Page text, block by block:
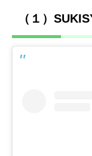
（１）